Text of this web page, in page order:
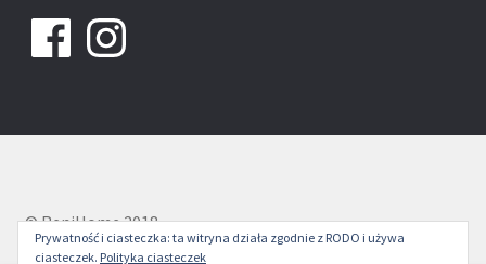
FacebookInstagram
© ReniHome 2018
Prywatność i ciasteczka: ta witryna działa zgodnie z RODO i używa
ciasteczek. Polityka ciasteczek